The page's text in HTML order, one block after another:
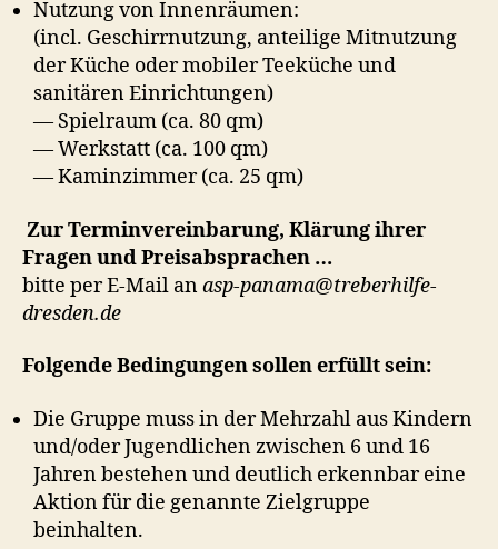
Nutzung von Innenräumen:
(incl. Geschirrnutzung, anteilige Mitnutzung
der Küche oder mobiler Teeküche und
sanitären Einrichtungen)
— Spielraum (ca. 80 qm)
— Werkstatt (ca. 100 qm)
— Kaminzimmer (ca. 25 qm)
Zur Terminvereinbarung, Klärung ihrer
Fragen und Preisabsprachen …
bitte per E-Mail anasp-panama@treberhilfe-
dresden.de
Folgende Bedingungen sollen erfüllt sein:
Die Gruppe muss in der Mehrzahl aus Kindern
und/oder Jugendlichen zwischen 6 und 16
Jahren bestehen und deutlich erkennbar eine
Aktion für die genannte Zielgruppe
beinhalten.